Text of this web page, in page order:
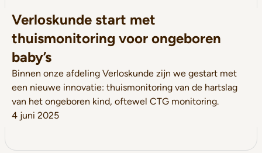
Verloskunde start met
thuismonitoring voor ongeboren
baby’s
Binnen onze afdeling Verloskunde zijn we gestart met
een nieuwe innovatie: thuismonitoring van de hartslag
van het ongeboren kind, oftewel CTG monitoring.
4 juni 2025